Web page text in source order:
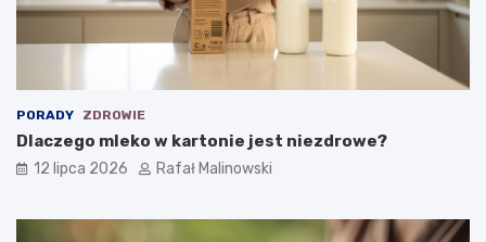
PORADY ZDROWIE
Dlaczego mleko w kartonie jest niezdrowe?
12 lipca 2026 Rafał Malinowski